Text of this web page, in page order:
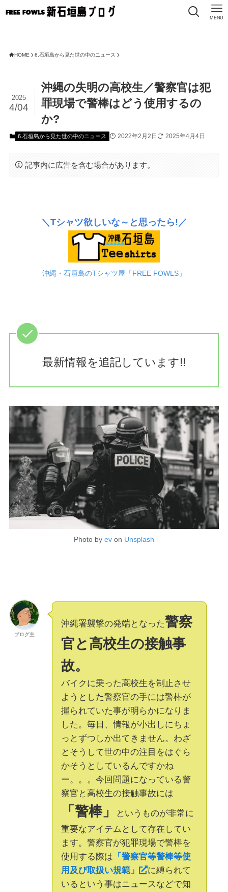
MENU
HOME 6.石垣島から見た世の中のニュース
沖縄の失明の高校生／警察官は犯
罪現場で警棒はどう使用するの
か?
2025
4/04
6.石垣島から見た世の中のニュース 2022年2月2日 2025年4月4日
記事内に広告を含む場合があります。
＼Tシャツ欲しいな～と思ったら!／
沖縄・石垣島のTシャツ屋「FREE FOWLS」
最新情報を追記しています!!
Photo by ev on Unsplash
ブログ主
沖縄署襲撃の発端となった警察
官と高校生の接触事
故。
バイクに乗った高校生を制止させ
ようとした警察官の手には警棒が
握られていた事が明らかになりま
した。毎日、情報が小出しにちょ
っとずつしか出てきません。わざ
とそうして世の中の注目をはぐら
かそうとしているんですかね
ー。。。今回問題になっている警
察官と高校生の接触事故には
「警棒」
というものが非常に
重要なアイテムとして存在してい
ます。警察官が犯罪現場で警棒を
使用する際は 「警察官等警棒等使
用及び取扱い規範」
に縛られて
いるという事はニュースなどで知